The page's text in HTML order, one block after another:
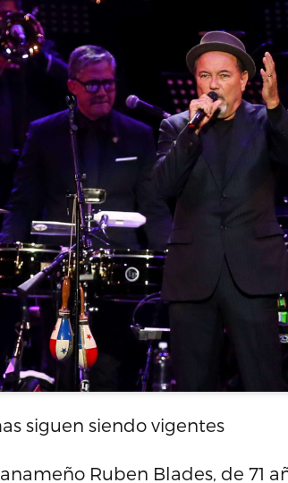
siguen siendo vigentes
Ruben Blades, de 71